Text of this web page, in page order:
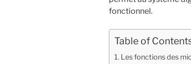
fonctionnel.
Table of
Les fonctions des